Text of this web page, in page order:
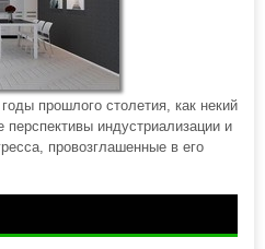
прошлого столетия, как некий
индустриализации и
провозглашенные в его